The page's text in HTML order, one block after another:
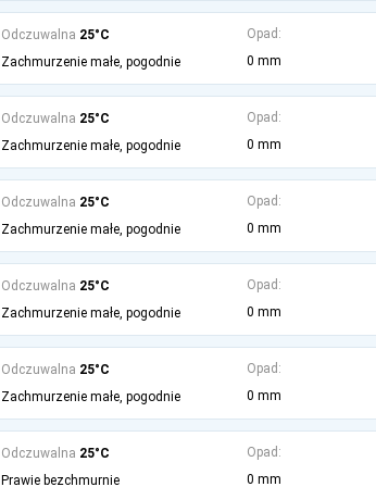
Odczuwalna 25°C
Zachmurzenie małe, pogodnie
Opad:
0 mm
Odczuwalna 25°C
Zachmurzenie małe, pogodnie
Opad:
0 mm
Odczuwalna 25°C
Zachmurzenie małe, pogodnie
Opad:
0 mm
Odczuwalna 25°C
Zachmurzenie małe, pogodnie
Opad:
0 mm
Odczuwalna 25°C
Zachmurzenie małe, pogodnie
Opad:
0 mm
Odczuwalna 25°C
Prawie bezchmurnie
Opad:
0 mm